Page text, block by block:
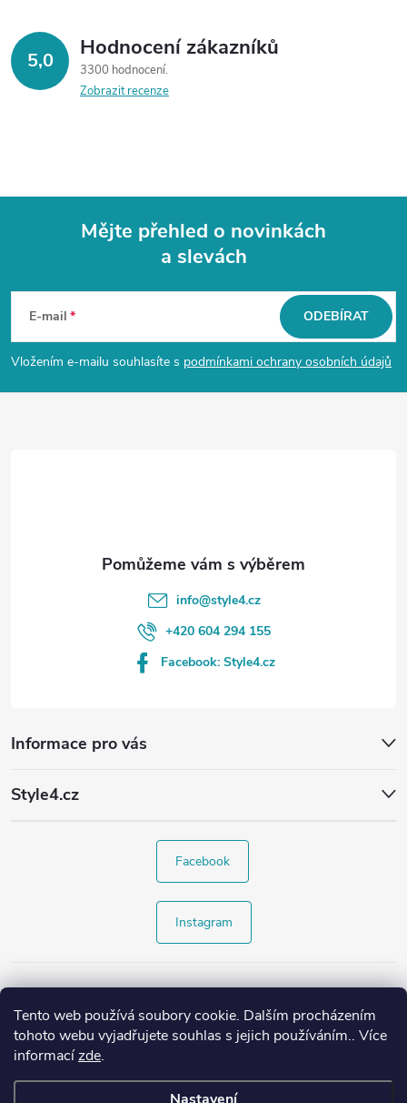
Tento web používá soubory cookie. Dalším procházením
tohoto webu vyjadřujete souhlas s jejich používáním.. Více
informacízde.
5,0 Hodnocení zákazníků
3300 hodnocení
Zobrazit recenze
p
a
Mějte přehled o novinkách
a slevách
E-mail
Vložením e-mailu souhlasíte s podmínkami ochrany osobních údajů
ODEBÍRAT
Informace pro vás
Style4.cz
info@style4.cz
+420 604 294 155
Facebook: Style4.cz
Facebook
Instagram